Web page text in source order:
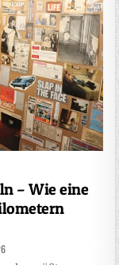
– Wie eine